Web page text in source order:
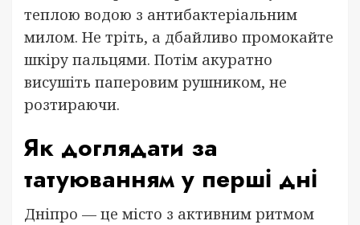
теплою водою з антибактеріальним
милом. Не тріть, а дбайливо промокайте
шкіру пальцями. Потім акуратно
висушіть паперовим рушником, не
розтираючи.
Як доглядати за
татуюванням у перші дні
Дніпро — це місто з активним ритмом